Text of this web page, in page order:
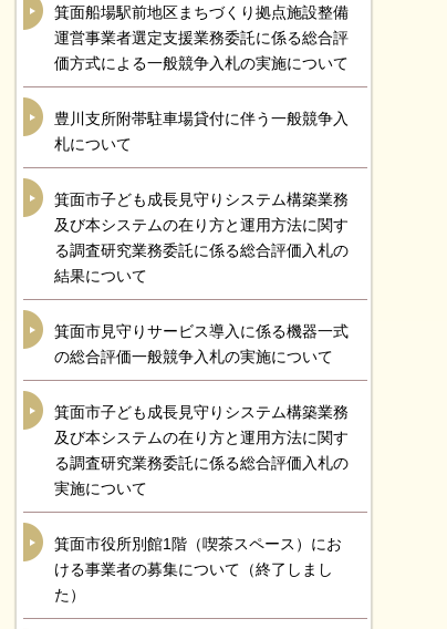
箕面船場駅前地区まちづくり拠点施設整備
運営事業者選定支援業務委託に係る総合評
価方式による一般競争入札の実施について
豊川支所附帯駐車場貸付に伴う一般競争入
札について
箕面市子ども成長見守りシステム構築業務
及び本システムの在り方と運用方法に関す
る調査研究業務委託に係る総合評価入札の
結果について
箕面市見守りサービス導入に係る機器一式
の総合評価一般競争入札の実施について
箕面市子ども成長見守りシステム構築業務
及び本システムの在り方と運用方法に関す
る調査研究業務委託に係る総合評価入札の
実施について
箕面市役所別館1階（喫茶スペース）にお
ける事業者の募集について（終了しまし
た）